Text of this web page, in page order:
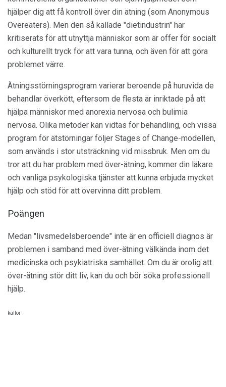
hjälper dig att få kontroll över din ätning (som Anonymous
Overeaters). Men den så kallade "dietindustrin" har
kritiserats för att utnyttja människor som är offer för socialt
och kulturellt tryck för att vara tunna, och även för att göra
problemet värre.
Ätningsstörningsprogram varierar beroende på huruvida de
behandlar överkött, eftersom de flesta är inriktade på att
hjälpa människor med anorexia nervosa och bulimia
nervosa. Olika metoder kan vidtas för behandling, och vissa
program för ätstörningar följer Stages of Change-modellen,
som används i stor utsträckning vid missbruk. Men om du
tror att du har problem med över-ätning, kommer din läkare
och vanliga psykologiska tjänster att kunna erbjuda mycket
hjälp och stöd för att övervinna ditt problem.
Poängen
Medan "livsmedelsberoende" inte är en officiell diagnos är
problemen i samband med över-ätning välkända inom det
medicinska och psykiatriska samhället. Om du är orolig att
över-ätning stör ditt liv, kan du och bör söka professionell
hjälp.
källor